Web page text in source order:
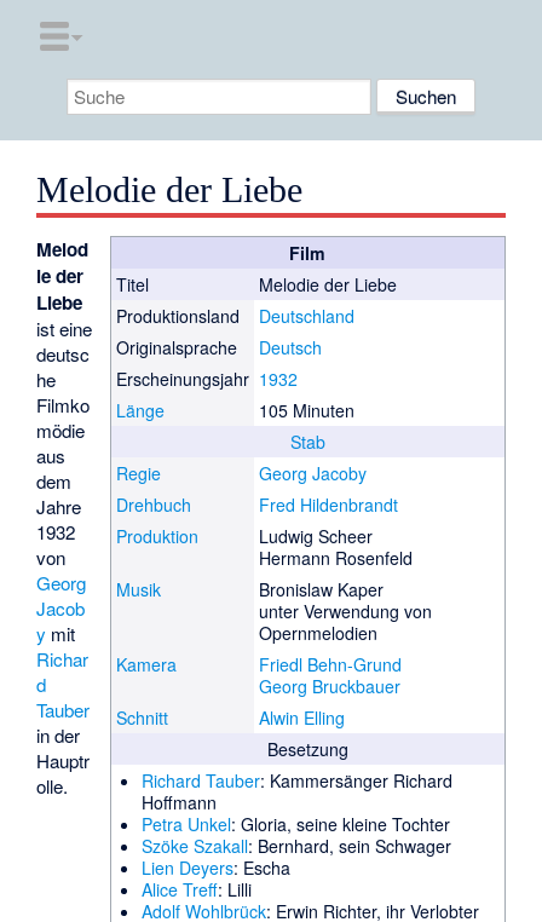
Melodie der Liebe
Film
Titel
Melodie der Liebe
Produktionsland
Deutschland
Originalsprache
Deutsch
Erscheinungsjahr 1932
Länge
105 Minuten
Stab
Regie
Georg Jacoby
Drehbuch
Fred Hildenbrandt
Produktion
Ludwig Scheer
Hermann Rosenfeld
Musik
Bronislaw Kaper
unter Verwendung von
Opernmelodien
Kamera
Friedl Behn-Grund
Georg Bruckbauer
Schnitt
Alwin Elling
Besetzung
Richard Tauber: Kammersänger Richard
Hoffmann
Petra Unkel: Gloria, seine kleine Tochter
Szöke Szakall: Bernhard, sein Schwager
Lien Deyers: Escha
Alice Treff: Lilli
Adolf Wohlbrück: Erwin Richter, ihr Verlobter
Melod
ie der
Liebe
ist eine
deutsc
he
Filmko
mödie
aus
dem
Jahre
1932
von
Georg
Jacob
y mit
Richar
d
Tauber
in der
Hauptr
olle.